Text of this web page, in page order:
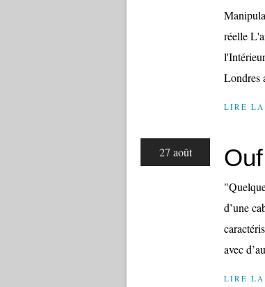
réelle
Londres
LIRE
27 août
d’une
avec
LIRE